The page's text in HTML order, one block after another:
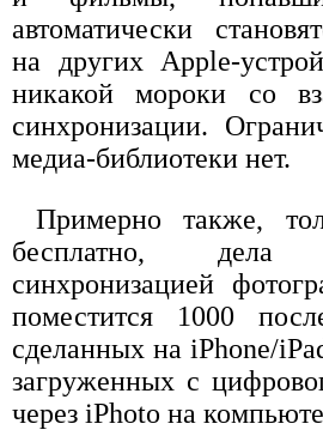
автоматически
на других Apple-
никакой мороки со
синхронизации.
медиа-библиотеки нет.
Примерно также,
бесплатно,
синхронизацией
поместится 1000
сделанных на iPhone/
загруженных с
через iPhoto на